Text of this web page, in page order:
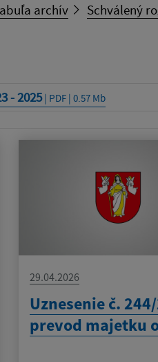
archív Schválený
- 2025| PDF | 0.57 Mb
29.04.2026
Uznesenie č.
prevod majetku